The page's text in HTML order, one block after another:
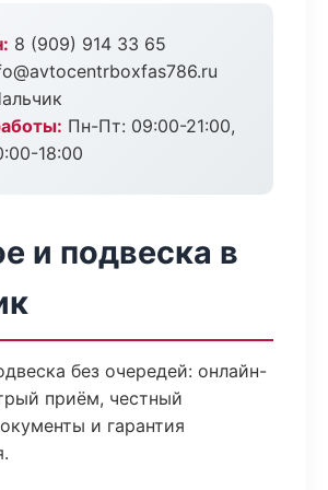
8 (909) 914 33 65
Пн-Пт: 09:00-21:00,
18:00
и подвеска в
без очередей: онлайн-
приём, честный
и гарантия